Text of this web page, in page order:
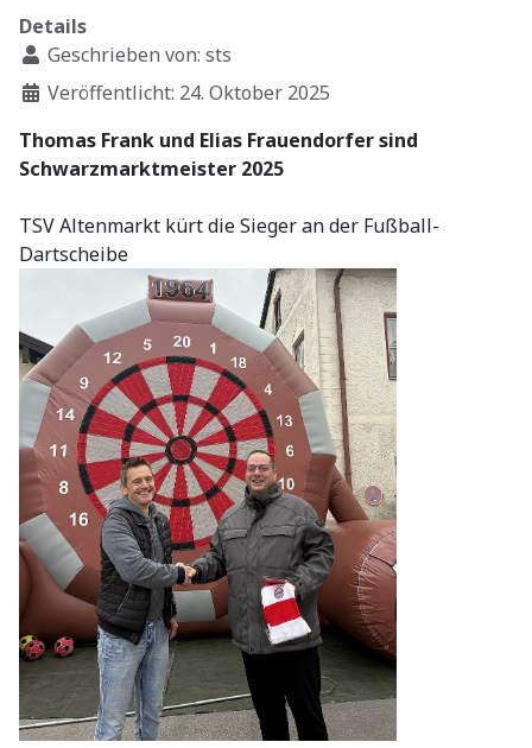
Details
Geschrieben von: sts
Veröffentlicht: 24. Oktober 2025
Thomas Frank und Elias Frauendorfer sind
Schwarzmarktmeister 2025
TSV Altenmarkt kürt die Sieger an der Fußball-
Dartscheibe